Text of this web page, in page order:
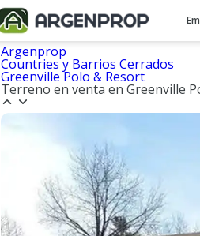
Argenprop
Countries y Barrios Cerrados
Greenville Polo & Resort
Terreno en venta en Greenville